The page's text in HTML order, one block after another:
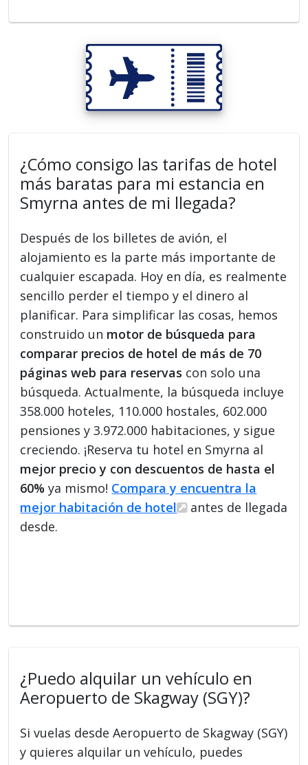
¿Cómo consigo las tarifas de hotel
más baratas para mi estancia en
Smyrna antes de mi llegada?
Después de los billetes de avión, el
alojamiento es la parte más importante de
cualquier escapada. Hoy en día, es realmente
sencillo perder el tiempo y el dinero al
planificar. Para simplificar las cosas, hemos
construido un motor de búsqueda para
comparar precios de hotel de más de 70
páginas web para reservas con solo una
búsqueda. Actualmente, la búsqueda incluye
358.000 hoteles, 110.000 hostales, 602.000
pensiones y 3.972.000 habitaciones, y sigue
creciendo. ¡Reserva tu hotel en Smyrna al
mejor precio y con descuentos de hasta el
60% ya mismo! Compara y encuentra la
mejor habitación de hotel
antes de llegada
desde.
¿Puedo alquilar un vehículo en
Aeropuerto de Skagway (SGY)?
Si vuelas desde Aeropuerto de Skagway (SGY)
y quieres alquilar un vehículo, puedes